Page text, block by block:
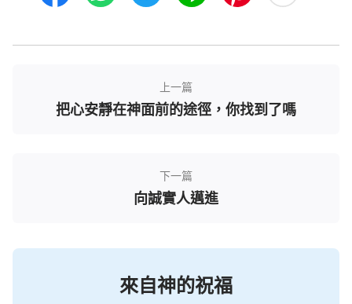
受，也能給他們帶來益處。這樣既把問題解決了，還
告，尋求怎麼能幫到他，達到那幾條原則，不違背那
相處鬧矛盾時不會從自身上找問題，總在是非對錯裡
打轉，這時我們就得憑愛心幫助他們認識自己身上所
不願接受我們所交通的，這個時候，我們就不能一個
勁地要求對方接受自己的意見，我們可以暫時放下不
交通，先為他們禱告，這樣就能避免對他們要求太
上一篇
把心安靜在神面前的途徑，你找到了嗎
下一篇
向誠實人邁進
來自神的祝福